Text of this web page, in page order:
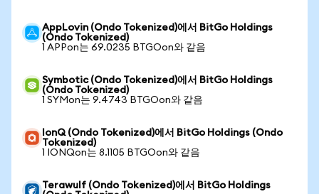
AppLovin (Ondo Tokenized)에서 BitGo Holdings
(Ondo Tokenized)
1 APPon는 69.0235 BTGOon와 같음
Symbotic (Ondo Tokenized)에서 BitGo Holdings
(Ondo Tokenized)
1 SYMon는 9.4743 BTGOon와 같음
IonQ (Ondo Tokenized)에서 BitGo Holdings (Ondo
Tokenized)
1 IONQon는 8.1105 BTGOon와 같음
Terawulf (Ondo Tokenized)에서 BitGo Holdings